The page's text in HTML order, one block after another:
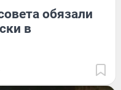
обязали
в